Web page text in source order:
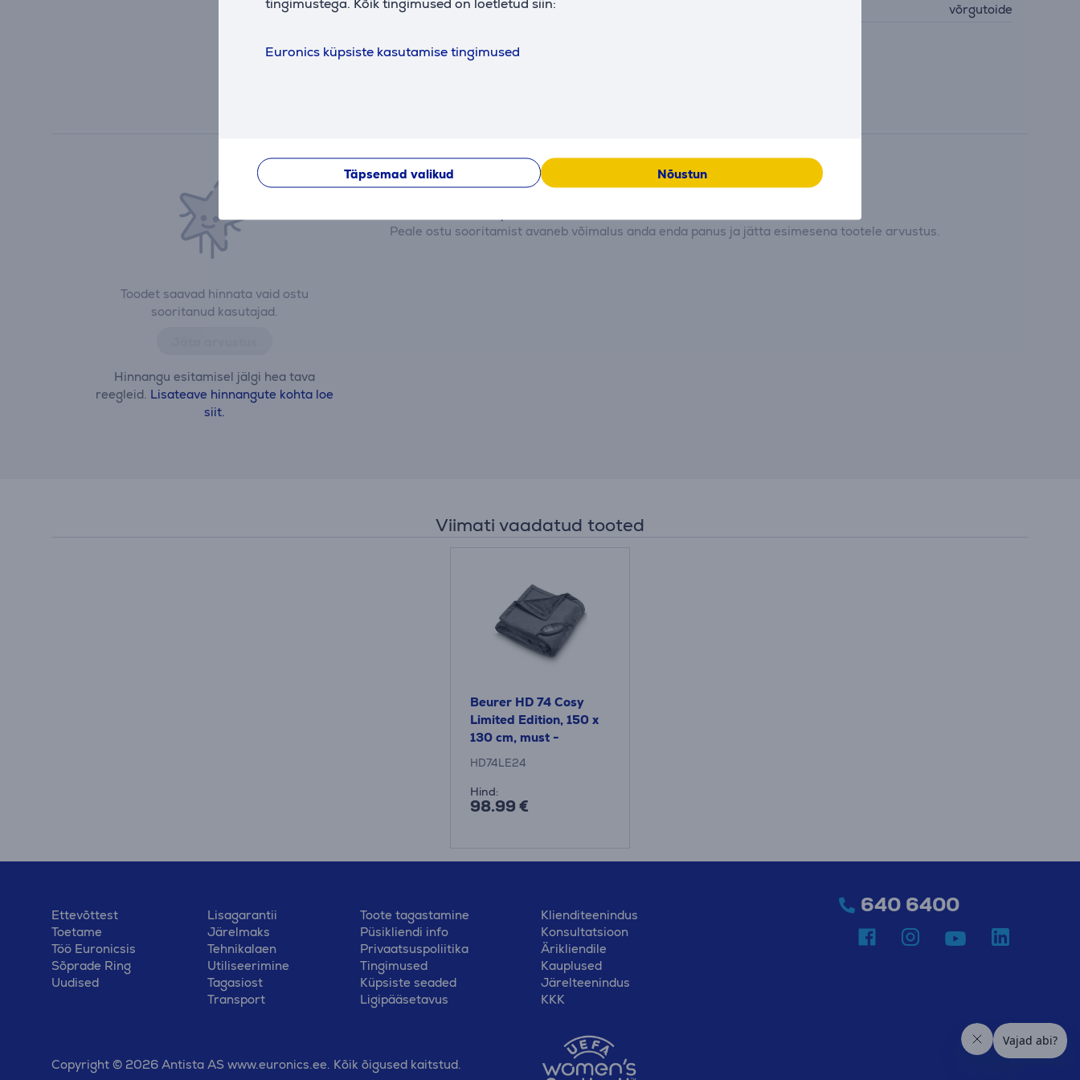
Euronics küpsiste kasutamise tingimused
Täpsemad valikud Nõustun
võrgutoide
Toodet saavad hinnata vaid ostu
sooritanud kasutajad.
Hinnangu esitamisel jälgi hea tava
reegleid. Lisateave hinnangute kohta loe
siit.
Peale ostu sooritamist avaneb võimalus anda enda panus ja jätta esimesena tootele arvustus.
Viimati vaadatud tooted
Beurer HD 74 Cosy
Limited Edition, 150 x
130 cm, must -
Soojenduspleed
HD74LE24
Hind:
98.99 €
Ettevõttest
Toetame
Töö Euronicsis
Sõprade Ring
Uudised
Lisagarantii
Järelmaks
Tehnikalaen
Utiliseerimine
Tagasiost
Transport
Toote tagastamine
Püsikliendi info
Privaatsuspoliitika
Tingimused
Küpsiste seaded
Ligipääsetavus
Klienditeenindus
Konsultatsioon
Ärikliendile
Kauplused
Järelteenindus
KKK
640 6400
Copyright © 2026 Antista AS www.euronics.ee. Kõik õigused kaitstud.